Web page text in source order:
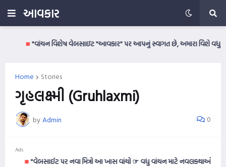
આવકાર
"વાંચન વિશેષ વેબસાઇટ "આવકાર" પર આપનું સ્વાગત છે, અમારા વિશે વધુ જાણવા
Home Stories
ગૃહલક્ષ્મી (Gruhlaxmi)
byAdmin 0
Ads
"વેબસાઈટ પર નવા મિત્રો આ ખાસ વાંચો ☞ વધુ વાંચન માટે નવલકથાઓ વાંચવી